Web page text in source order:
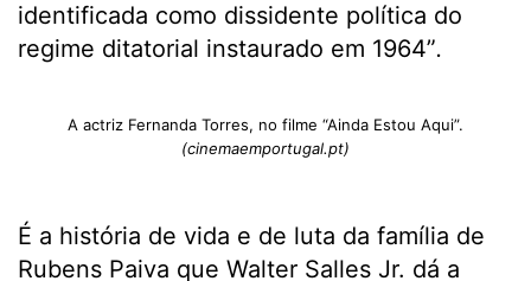
identificada como dissidente política do
regime ditatorial instaurado em 1964”.
A actriz Fernanda Torres, no filme “Ainda Estou Aqui”.
(cinemaemportugal.pt)
É a história de vida e de luta da família de
Rubens Paiva que Walter Salles Jr. dá a